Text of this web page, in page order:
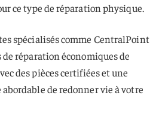
ce type de réparation physique.
spécialisés comme CentralPoint
réparation économiques de
des pièces certifiées et une
de redonner vie à votre